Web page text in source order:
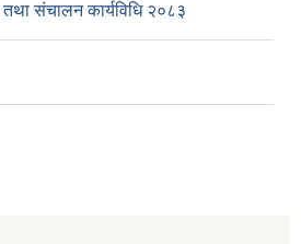
संचालन कार्यविधि २०८३